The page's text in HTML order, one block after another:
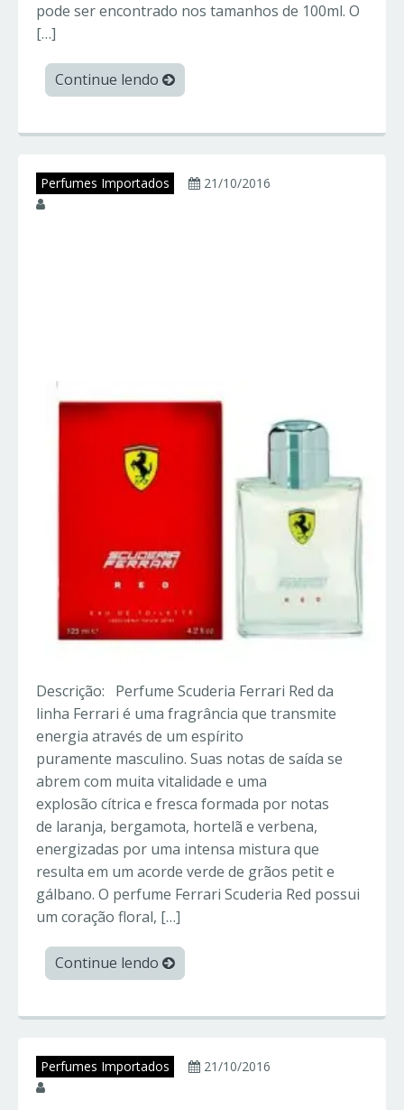
pode ser encontrado nos tamanhos de 100ml. O
[…]
Continue lendo
Perfumes Importados
21/10/2016
Descrição: Perfume Scuderia Ferrari Red da
linha Ferrari é uma fragrância que transmite
energia através de um espírito
puramente masculino. Suas notas de saída se
abrem com muita vitalidade e uma
explosão cítrica e fresca formada por notas
de laranja, bergamota, hortelã e verbena,
energizadas por uma intensa mistura que
resulta em um acorde verde de grãos petit e
gálbano. O perfume Ferrari Scuderia Red possui
um coração floral, […]
Continue lendo
Perfumes Importados
21/10/2016